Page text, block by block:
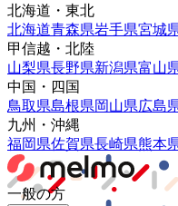
北海道・東北
北海道青森県岩手県宮城
甲信越・北陸
山梨県長野県新潟県富山
中国・四国
鳥取県島根県岡山県広島
九州・沖縄
福岡県佐賀県長崎県熊本
一般の方